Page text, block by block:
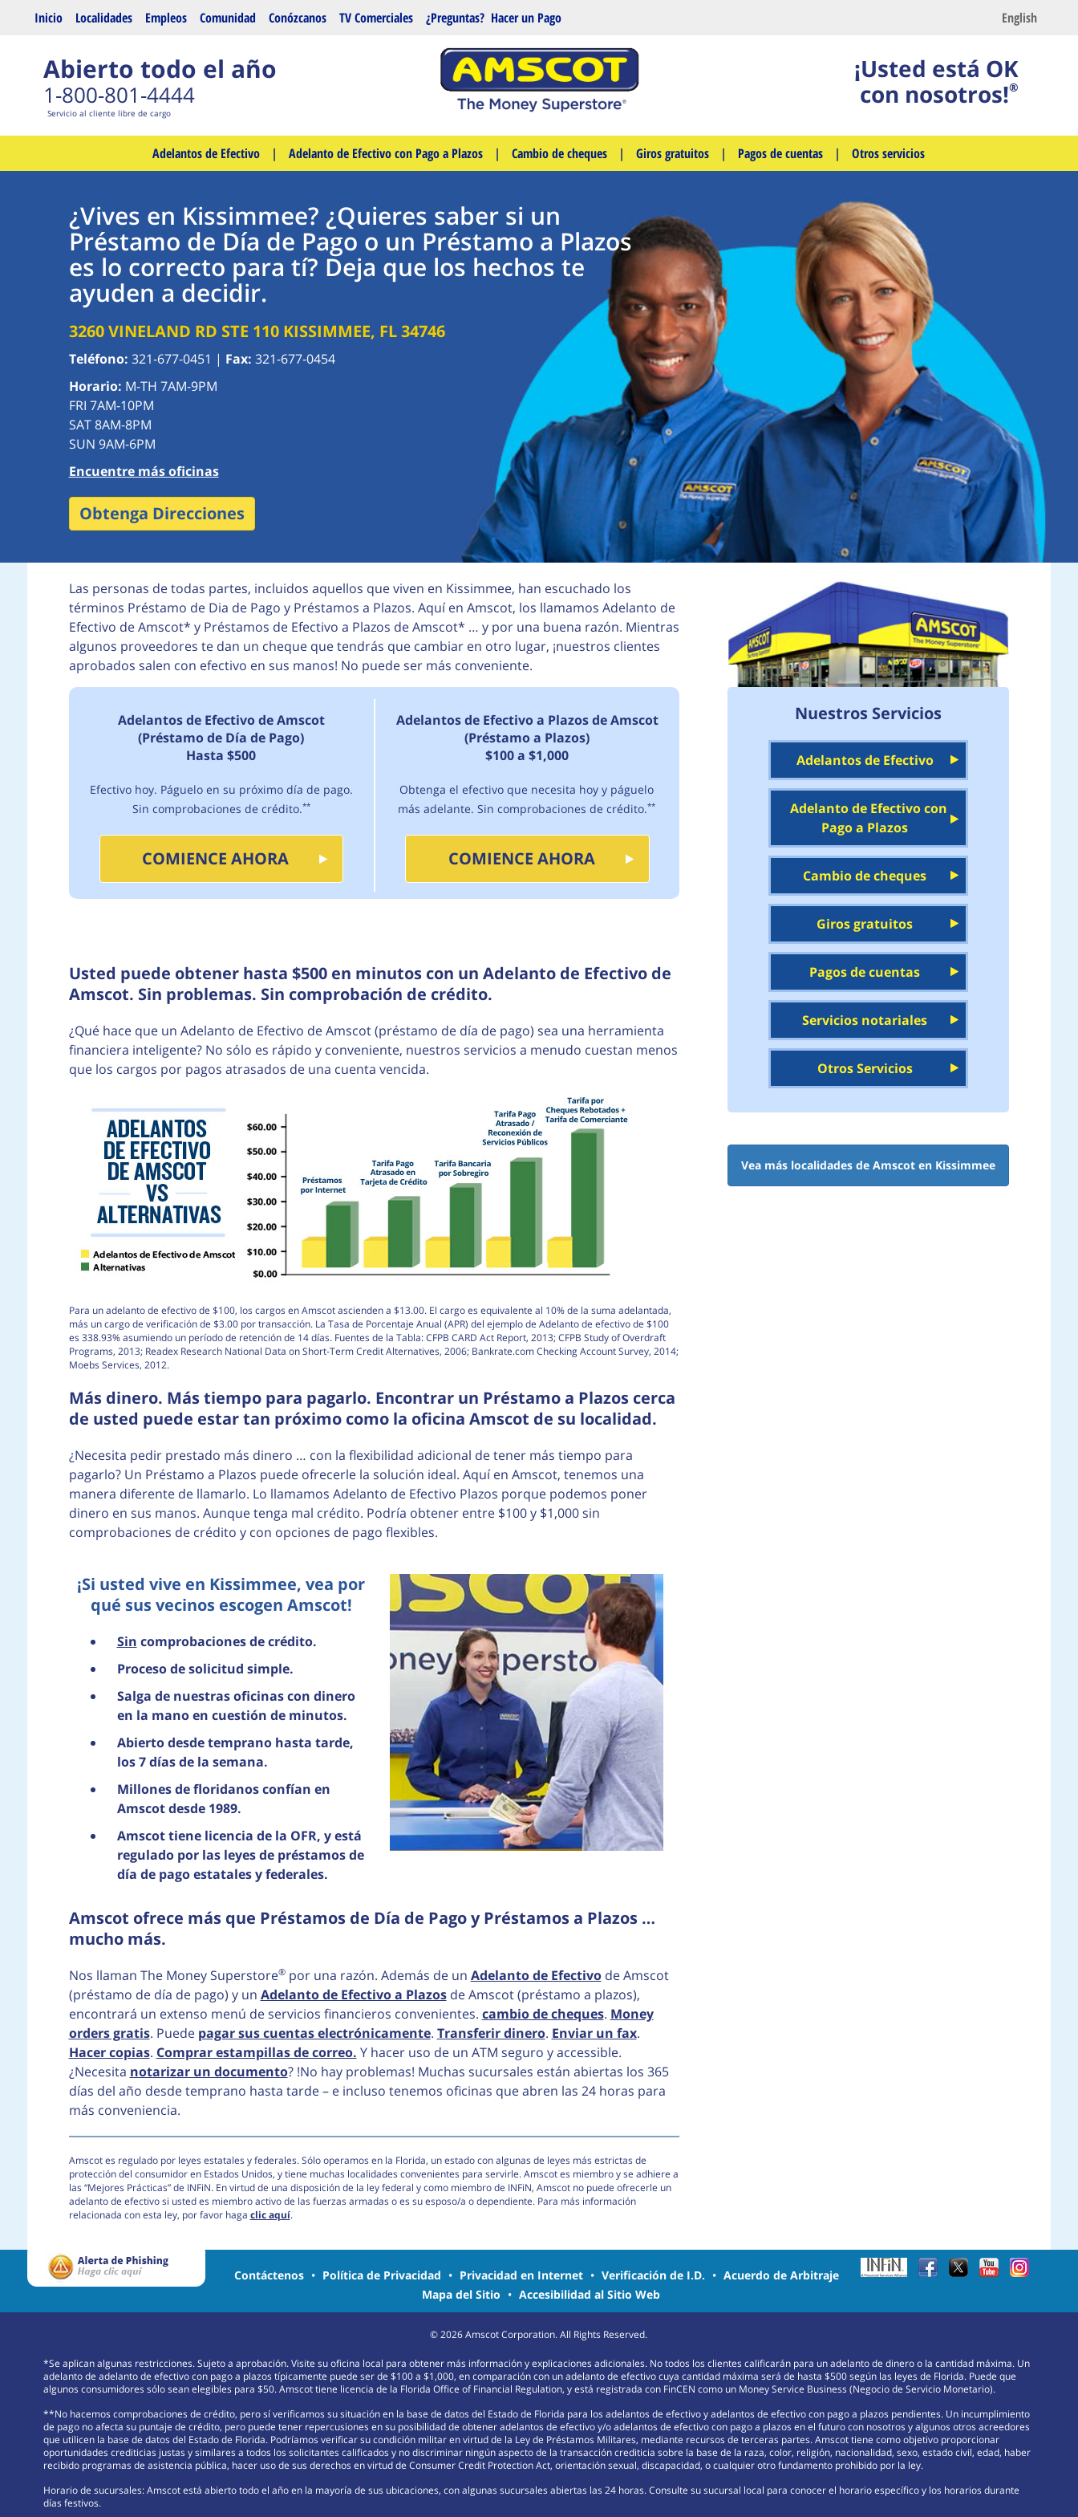
Saltar al contenido principal English
Inicio Localidades Empleos Comunidad Conózcanos TV Comerciales ¿Preguntas? Hacer un Pago
Abierto todo el año
1-800-801-4444
Servicio al cliente libre de cargo
¡Usted está OK
con nosotros!®
Adelantos de Efectivo | Adelanto de Efectivo con Pago a Plazos | Cambio de cheques | Giros gratuitos | Pagos de cuentas | Otros servicios
¿Vives en Kissimmee? ¿Quieres saber si un
Préstamo de Día de Pago o un Préstamo a Plazos
es lo correcto para tí? Deja que los hechos te
ayuden a decidir.
3260 VINELAND RD STE 110 KISSIMMEE, FL 34746
Teléfono: 321-677-0451 | Fax: 321-677-0454
Horario: M-TH 7AM-9PM
FRI 7AM-10PM
SAT 8AM-8PM
SUN 9AM-6PM
Encuentre más oficinas
Obtenga Direcciones
Las personas de todas partes, incluidos aquellos que viven en Kissimmee, han escuchado los
términos Préstamo de Dia de Pago y Préstamos a Plazos. Aquí en Amscot, los llamamos Adelanto de
Efectivo de Amscot* y Préstamos de Efectivo a Plazos de Amscot* … y por una buena razón. Mientras
algunos proveedores te dan un cheque que tendrás que cambiar en otro lugar, ¡nuestros clientes
aprobados salen con efectivo en sus manos! No puede ser más conveniente.
Adelantos de Efectivo de Amscot
(Préstamo de Día de Pago)
Hasta $500
Efectivo hoy. Páguelo en su próximo día de pago.
Sin comprobaciones de crédito.**
COMIENCE AHORA
Adelantos de Efectivo a Plazos de Amscot
(Préstamo a Plazos)
$100 a $1,000
Obtenga el efectivo que necesita hoy y páguelo
más adelante. Sin comprobaciones de crédito.**
COMIENCE AHORA
Usted puede obtener hasta $500 en minutos con un Adelanto de Efectivo de
Amscot. Sin problemas. Sin comprobación de crédito.
¿Qué hace que un Adelanto de Efectivo de Amscot (préstamo de día de pago) sea una herramienta
financiera inteligente? No sólo es rápido y conveniente, nuestros servicios a menudo cuestan menos
que los cargos por pagos atrasados de una cuenta vencida.
Para un adelanto de efectivo de $100, los cargos en Amscot ascienden a $13.00. El cargo es equivalente al 10% de la suma adelantada,
más un cargo de verificación de $3.00 por transacción. La Tasa de Porcentaje Anual (APR) del ejemplo de Adelanto de efectivo de $100
es 338.93% asumiendo un período de retención de 14 días. Fuentes de la Tabla: CFPB CARD Act Report, 2013; CFPB Study of Overdraft
Programs, 2013; Readex Research National Data on Short-Term Credit Alternatives, 2006; Bankrate.com Checking Account Survey, 2014;
Moebs Services, 2012.
Más dinero. Más tiempo para pagarlo. Encontrar un Préstamo a Plazos cerca
de usted puede estar tan próximo como la oficina Amscot de su localidad.
¿Necesita pedir prestado más dinero … con la flexibilidad adicional de tener más tiempo para
pagarlo? Un Préstamo a Plazos puede ofrecerle la solución ideal. Aquí en Amscot, tenemos una
manera diferente de llamarlo. Lo llamamos Adelanto de Efectivo Plazos porque podemos poner
dinero en sus manos. Aunque tenga mal crédito. Podría obtener entre $100 y $1,000 sin
comprobaciones de crédito y con opciones de pago flexibles.
¡Si usted vive en Kissimmee, vea por
qué sus vecinos escogen Amscot!
Sin comprobaciones de crédito.
Proceso de solicitud simple.
Salga de nuestras oficinas con dinero
en la mano en cuestión de minutos.
Abierto desde temprano hasta tarde,
los 7 días de la semana.
Millones de floridanos confían en
Amscot desde 1989.
Amscot tiene licencia de la OFR, y está
regulado por las leyes de préstamos de
día de pago estatales y federales.
Amscot ofrece más que Préstamos de Día de Pago y Préstamos a Plazos …
mucho más.
Nos llaman The Money Superstore®por una razón. Además de un Adelanto de Efectivode Amscot
(préstamo de día de pago) y un Adelanto de Efectivo a Plazosde Amscot (préstamo a plazos),
encontrará un extenso menú de servicios financieros convenientes. cambio de cheques. Money
orders gratis. Puede pagar sus cuentas electrónicamente. Transferir dinero. Enviar un fax.
Hacer copias. Comprar estampillas de correo. Y hacer uso de un ATM seguro y accessible.
¿Necesita notarizar un documento? !No hay problemas! Muchas sucursales están abiertas los 365
días del año desde temprano hasta tarde – e incluso tenemos oficinas que abren las 24 horas para
más conveniencia.
Amscot es regulado por leyes estatales y federales. Sólo operamos en la Florida, un estado con algunas de leyes más estrictas de
protección del consumidor en Estados Unidos, y tiene muchas localidades convenientes para servirle. Amscot es miembro y se adhiere a
las “Mejores Prácticas” de INFiN. En virtud de una disposición de la ley federal y como miembro de INFiN, Amscot no puede ofrecerle un
adelanto de efectivo si usted es miembro activo de las fuerzas armadas o es su esposo/a o dependiente. Para más información
relacionada con esta ley, por favor haga clic aquí.
Nuestros Servicios
Adelantos de Efectivo
Adelanto de Efectivo con
Pago a Plazos
Cambio de cheques
Giros gratuitos
Pagos de cuentas
Servicios notariales
Otros Servicios
Vea más localidades de Amscot en Kissimmee
Contáctenos • Política de Privacidad • Privacidad en Internet • Verificación de I.D. • Acuerdo de Arbitraje
Mapa del Sitio • Accesibilidad al Sitio Web
©2026Amscot Corporation. All Rights Reserved.
*Se aplican algunas restricciones. Sujeto a aprobación. Visite su oficina local para obtener más información y explicaciones adicionales. No todos los clientes calificarán para un adelanto de dinero o la cantidad máxima. Un
adelanto de adelanto de efectivo con pago a plazos típicamente puede ser de $100 a $1,000, en comparación con un adelanto de efectivo cuya cantidad máxima será de hasta $500 según las leyes de Florida. Puede que
algunos consumidores sólo sean elegibles para $50. Amscot tiene licencia de la Florida Office of Financial Regulation, y está registrada con FinCEN como un Money Service Business (Negocio de Servicio Monetario).
**No hacemos comprobaciones de crédito, pero sí verificamos su situación en la base de datos del Estado de Florida para los adelantos de efectivo y adelantos de efectivo con pago a plazos pendientes. Un incumplimiento
de pago no afecta su puntaje de crédito, pero puede tener repercusiones en su posibilidad de obtener adelantos de efectivo y/o adelantos de efectivo con pago a plazos en el futuro con nosotros y algunos otros acreedores
que utilicen la base de datos del Estado de Florida. Podríamos verificar su condición militar en virtud de la Ley de Préstamos Militares, mediante recursos de terceras partes. Amscot tiene como objetivo proporcionar
oportunidades crediticias justas y similares a todos los solicitantes calificados y no discriminar ningún aspecto de la transacción crediticia sobre la base de la raza, color, religión, nacionalidad, sexo, estado civil, edad, haber
recibido programas de asistencia pública, hacer uso de sus derechos en virtud de Consumer Credit Protection Act, orientación sexual, discapacidad, o cualquier otro fundamento prohibido por la ley.
Horario de sucursales: Amscot está abierto todo el año en la mayoría de sus ubicaciones, con algunas sucursales abiertas las 24 horas. Consulte su sucursal local para conocer el horario específico y los horarios durante
días festivos.